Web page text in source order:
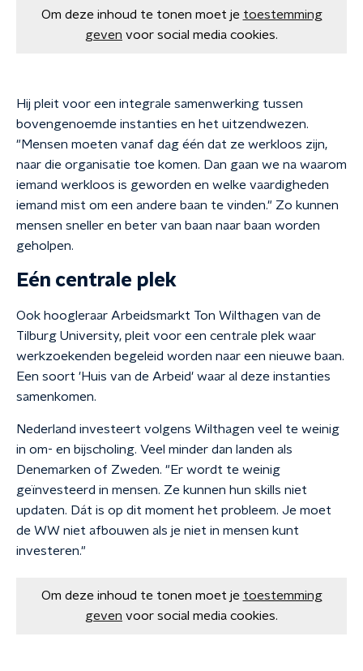
Om deze inhoud te tonen moet je toestemming
geven voor social media cookies.
Hij pleit voor een integrale samenwerking tussen
bovengenoemde instanties en het uitzendwezen.
"Mensen moeten vanaf dag één dat ze werkloos zijn,
naar die organisatie toe komen. Dan gaan we na waarom
iemand werkloos is geworden en welke vaardigheden
iemand mist om een andere baan te vinden." Zo kunnen
mensen sneller en beter van baan naar baan worden
geholpen.
Eén centrale plek
Ook hoogleraar Arbeidsmarkt Ton Wilthagen van de
Tilburg University, pleit voor een centrale plek waar
werkzoekenden begeleid worden naar een nieuwe baan.
Een soort 'Huis van de Arbeid' waar al deze instanties
samenkomen.
Nederland investeert volgens Wilthagen veel te weinig
in om- en bijscholing. Veel minder dan landen als
Denemarken of Zweden. " Er wordt te weinig
geïnvesteerd in mensen. Ze kunnen hun skills niet
updaten. Dát is op dit moment het probleem. Je moet
de WW niet afbouwen als je niet in mensen kunt
investeren."
Om deze inhoud te tonen moet je toestemming
geven voor social media cookies.